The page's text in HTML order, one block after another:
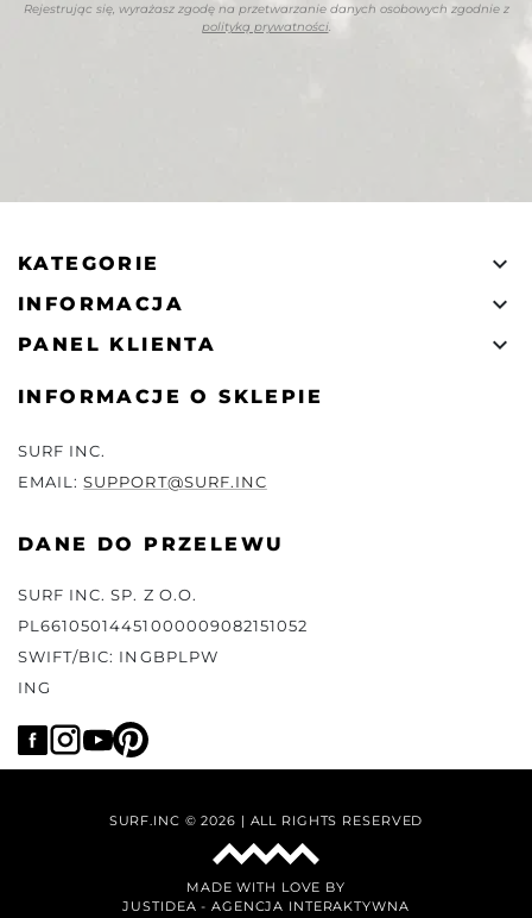
Rejestrując się, wyrażasz zgodę na przetwarzanie danych osobowych zgodnie z
polityką prywatności.
KATEGORIE 
INFORMACJA 
PANEL KLIENTA 
INFORMACJE O SKLEPIE
SURF INC.
EMAIL:SUPPORT@SURF.INC
DANE DO PRZELEWU
SURF INC. SP. Z O.O.
PL66105014451000009082151052
SWIFT/BIC: INGBPLPW
ING
SURF.INC © 2026 | ALL RIGHTS RESERVED
MADE WITH LOVE BY
JUSTIDEA -AGENCJA INTERAKTYWNA